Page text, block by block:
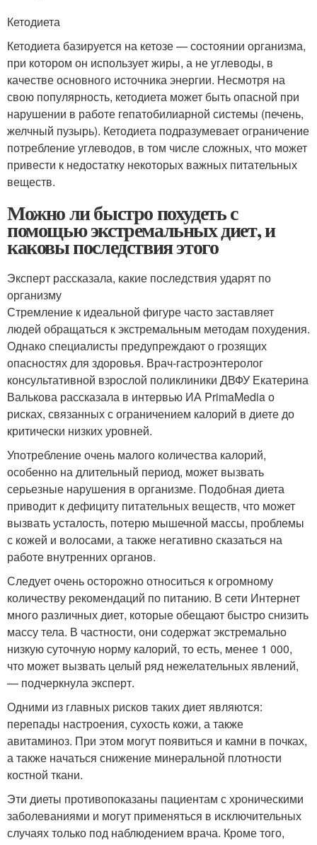
Кетодиета
Кетодиета базируется на кетозе — состоянии организма,
при котором он использует жиры, а не углеводы, в
качестве основного источника энергии. Несмотря на
свою популярность, кетодиета может быть опасной при
нарушении в работе гепатобилиарной системы (печень,
желчный пузырь). Кетодиета подразумевает ограничение
потребление углеводов, в том числе сложных, что может
привести к недостатку некоторых важных питательных
веществ.
Можно ли быстро похудеть с
помощью экстремальных диет, и
каковы последствия этого
Эксперт рассказала, какие последствия ударят по
организму
Стремление к идеальной фигуре часто заставляет
людей обращаться к экстремальным методам похудения.
Однако специалисты предупреждают о грозящих
опасностях для здоровья. Врач-гастроэнтеролог
консультативной взрослой поликлиники ДВФУ Екатерина
Валькова рассказала в интервью ИА PrimaMedia о
рисках, связанных с ограничением калорий в диете до
критически низких уровней.
Употребление очень малого количества калорий,
особенно на длительный период, может вызвать
серьезные нарушения в организме. Подобная диета
приводит к дефициту питательных веществ, что может
вызвать усталость, потерю мышечной массы, проблемы
с кожей и волосами, а также негативно сказаться на
работе внутренних органов.
Следует очень осторожно относиться к огромному
количеству рекомендаций по питанию. В сети Интернет
много различных диет, которые обещают быстро снизить
массу тела. В частности, они содержат экстремально
низкую суточную норму калорий, то есть, менее 1 000,
что может вызвать целый ряд нежелательных явлений,
— подчеркнула эксперт.
Одними из главных рисков таких диет являются:
перепады настроения, сухость кожи, а также
авитаминоз. При этом могут появиться и камни в почках,
а также начаться снижение минеральной плотности
костной ткани.
Эти диеты противопоказаны пациентам с хроническими
заболеваниями и могут применяться в исключительных
случаях только под наблюдением врача. Кроме того,